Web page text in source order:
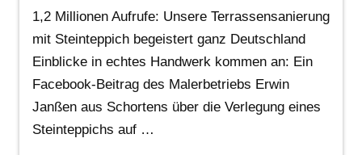
1,2 Millionen Aufrufe: Unsere Terrassensanierung
mit Steinteppich begeistert ganz Deutschland
Einblicke in echtes Handwerk kommen an: Ein
Facebook-Beitrag des Malerbetriebs Erwin
Janßen aus Schortens über die Verlegung eines
Steinteppichs auf …